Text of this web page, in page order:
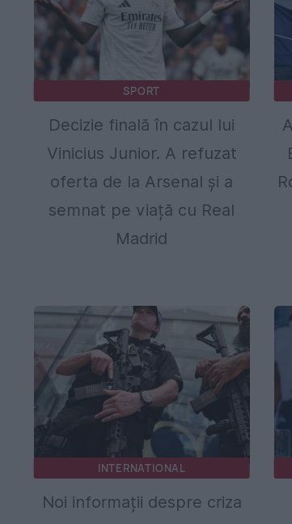
SPORT
Decizie finală în cazul lui
Vinicius Junior. A refuzat
oferta de la Arsenal și a
semnat pe viață cu Real
Madrid
INTERNATIONAL
Noi informații despre criza